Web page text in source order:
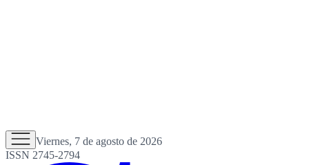
Viernes, 7 de agosto de 2026
ISSN 2745-2794